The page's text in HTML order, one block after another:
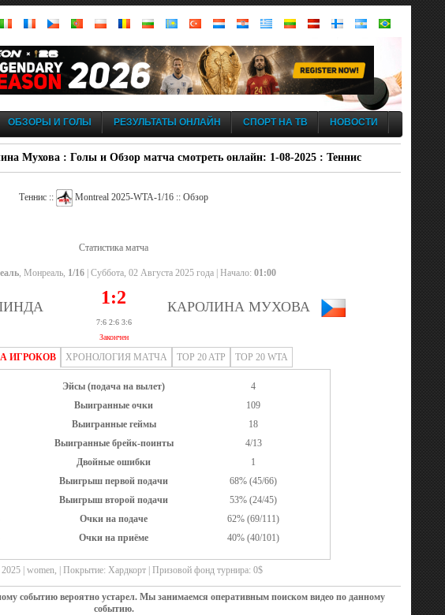
ОБЗОРЫ И ГОЛЫ РЕЗУЛЬТАТЫ ОНЛАЙН СПОРТ НА ТВ НОВОСТИ
Мухова : Голы и Обзор матча смотреть онлайн: 1-08-2025 : Теннис
Теннис :: Montreal 2025-WTA-1/16 :: Обзор
Статистика матча
, Монреаль, 1/16| Суббота, 02 Августа 2025 года | Начало: 01:00
1:2
7:6 2:6 3:6
КАРОЛИНА МУХОВА
Закончен
ИГРОКОВ ХРОНОЛОГИЯ МАТЧА TOP 20 ATP TOP 20 WTA
Эйсы (подача на вылет)
4
Выигранные очки
109
Выигранные геймы
18
Выигранные брейк-поинты
4/13
Двойные ошибки
1
Выигрыш первой подачи
68% (45/66)
Выигрыш второй подачи
53% (24/45)
Очки на подаче
62% (69/111)
Очки на приёме 40% (40/101)
| women, | Покрытие: Хардкорт | Призовой фонд турнира: 0$
событию вероятно устарел. Мы занимаемся оперативным поиском видео по данному
событию.